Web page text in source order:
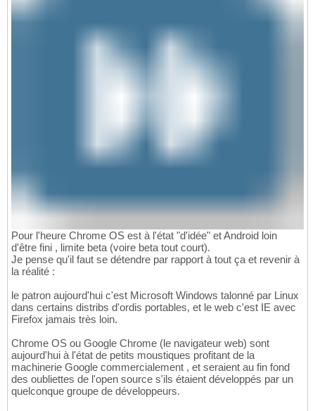
Pour l'heure Chrome OS est à l'état "d'idée" et Android loin
d'être fini , limite beta (voire beta tout court).
Je pense qu'il faut se détendre par rapport à tout ça et revenir à
la réalité :
le patron aujourd'hui c'est Microsoft Windows talonné par Linux
dans certains distribs d'ordis portables, et le web c'est IE avec
Firefox jamais très loin.
Chrome OS ou Google Chrome (le navigateur web) sont
aujourd'hui à l'état de petits moustiques profitant de la
machinerie Google commercialement , et seraient au fin fond
des oubliettes de l'open source s'ils étaient développés par un
quelconque groupe de développeurs.